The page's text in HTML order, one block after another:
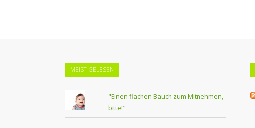
MEIST GELESEN
"Einen flachen Bauch zum Mitnehmen,
bitte!"